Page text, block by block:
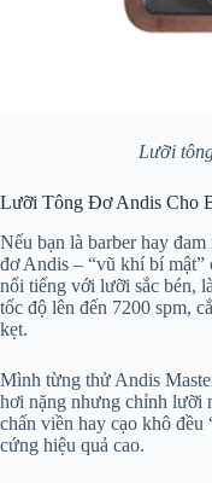
Lưỡi
Lưỡi Tông Đơ Andis Cho
Nếu bạn là barber hay
đơ Andis – “vũ khí bí mật”
nổi tiếng với lưỡi sắc bén,
tốc độ lên đến 7200 spm,
kẹt.
Mình từng thử Andis
hơi nặng nhưng chỉnh lưỡi
chấn viền hay cạo khô đều
cứng hiệu quả cao.